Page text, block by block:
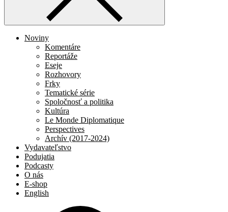
Noviny
Komentáre
Reportáže
Eseje
Rozhovory
Frky
Tematické série
Spoločnosť a politika
Kultúra
Le Monde Diplomatique
Perspectives
Archív (2017-2024)
Vydavateľstvo
Podujatia
Podcasty
O nás
E-shop
English